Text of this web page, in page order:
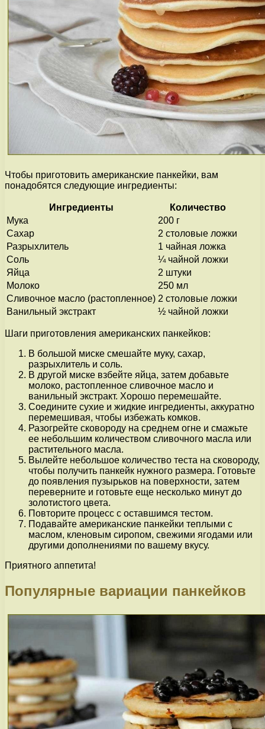
Чтобы приготовить американские панкейки, вам
понадобятся следующие ингредиенты:
Ингредиенты
Количество
Мука
200 г
Сахар
2 столовые ложки
Разрыхлитель
1 чайная ложка
Соль
¼ чайной ложки
Яйца
2 штуки
Молоко
250 мл
Сливочное масло (растопленное) 2 столовые ложки
Ванильный экстракт
½ чайной ложки
Шаги приготовления американских панкейков:
В большой миске смешайте муку, сахар,
разрыхлитель и соль.
В другой миске взбейте яйца, затем добавьте
молоко, растопленное сливочное масло и
ванильный экстракт. Хорошо перемешайте.
Соедините сухие и жидкие ингредиенты, аккуратно
перемешивая, чтобы избежать комков.
Разогрейте сковороду на среднем огне и смажьте
ее небольшим количеством сливочного масла или
растительного масла.
Вылейте небольшое количество теста на сковороду,
чтобы получить панкейк нужного размера. Готовьте
до появления пузырьков на поверхности, затем
переверните и готовьте еще несколько минут до
золотистого цвета.
Повторите процесс с оставшимся тестом.
Подавайте американские панкейки теплыми с
маслом, кленовым сиропом, свежими ягодами или
другими дополнениями по вашему вкусу.
Приятного аппетита!
Популярные вариации панкейков